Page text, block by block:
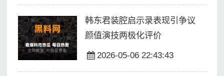
韩东君装腔启示录表现引争议
颜值演技两极化评价
2026-05-06 22:43:43